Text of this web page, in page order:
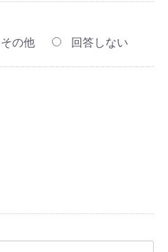
その他 回答しない